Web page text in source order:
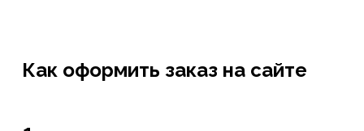
Как оформить заказ на сайте